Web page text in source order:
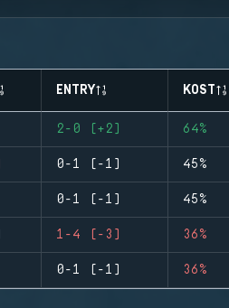
ENTRY KOST
2-0 (+2) 64%
0-1 (-1) 45%
0-1 (-1) 45%
1-4 (-3) 36%
0-1 (-1) 36%